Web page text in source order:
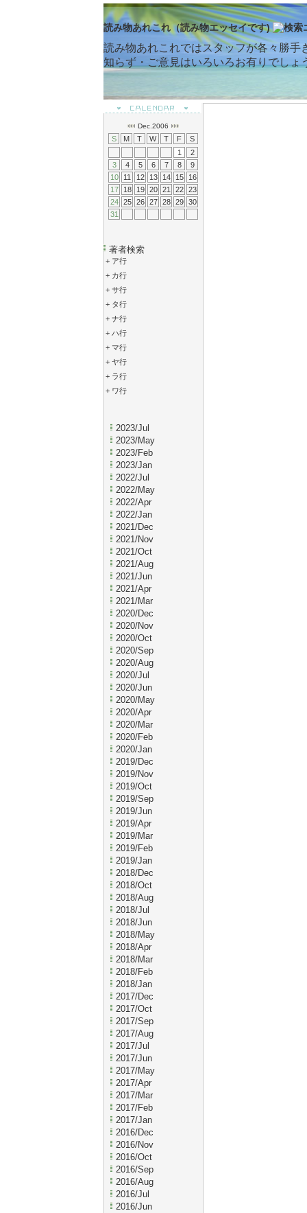
読み物あれこれ（読み物エッセイです)
読み物あれこれではスタッフが各々勝
知らず・ご意見はいろいろお有りでし
Dec.2006
S M T W T F
S
1
2
3
4 5 6 7 8
9
10
11 12 13 14 15
16
17
18 19 20 21 22
23
24
25 26 27 28 29
30
31
著者検索
+ ア行
+ カ行
+ サ行
+ タ行
+ ナ行
+ ハ行
+ マ行
+ ヤ行
+ ラ行
+ ワ行
2023/Jul
2023/May
2023/Feb
2023/Jan
2022/Jul
2022/May
2022/Apr
2022/Jan
2021/Dec
2021/Nov
2021/Oct
2021/Aug
2021/Jun
2021/Apr
2021/Mar
2020/Dec
2020/Nov
2020/Oct
2020/Sep
2020/Aug
2020/Jul
2020/Jun
2020/May
2020/Apr
2020/Mar
2020/Feb
2020/Jan
2019/Dec
2019/Nov
2019/Oct
2019/Sep
2019/Jun
2019/Apr
2019/Mar
2019/Feb
2019/Jan
2018/Dec
2018/Oct
2018/Aug
2018/Jul
2018/Jun
2018/May
2018/Apr
2018/Mar
2018/Feb
2018/Jan
2017/Dec
2017/Oct
2017/Sep
2017/Aug
2017/Jul
2017/Jun
2017/May
2017/Apr
2017/Mar
2017/Feb
2017/Jan
2016/Dec
2016/Nov
2016/Oct
2016/Sep
2016/Aug
2016/Jul
2016/Jun